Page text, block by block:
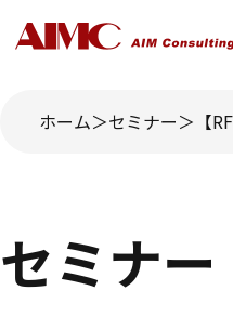
ホーム セミナー 【
セミナー